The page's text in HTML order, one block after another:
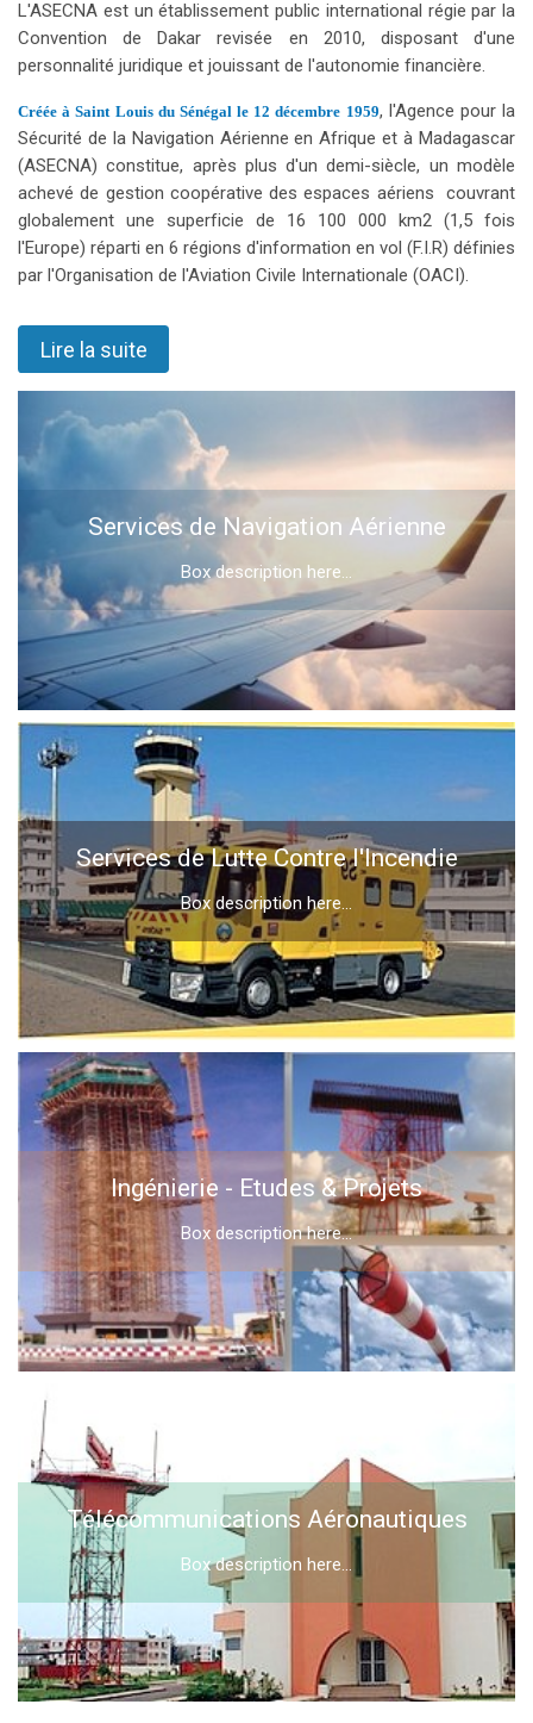
L'ASECNA est un établissement public international régie par la
Convention de Dakar revisée en 2010, disposant d'une
personnalité juridique et jouissant de l'autonomie financière.
Créée à Saint Louis du Sénégal le 12 décembre 1959, l'Agence pour la
Sécurité de la Navigation Aérienne en Afrique et à Madagascar
(ASECNA) constitue, après plus d'un demi-siècle, un modèle
achevé de gestion coopérative des espaces aériens
couvrant
globalement une superficie de 16 100 000 km2 (1,5 fois
l'Europe) réparti en 6 régions d'information en vol (F.I.R) définies
par l'Organisation de l'Aviation Civile Internationale (OACI).
Lire la suite
Services de Navigation Aérienne
Box description here...
Services de Lutte Contre l'Incendie
Box description here...
Ingénierie - Etudes & Projets
Box description here...
Télécommunications Aéronautiques
Box description here...